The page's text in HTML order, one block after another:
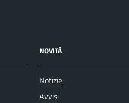
NOVITÀ
Notizie
Avvisi